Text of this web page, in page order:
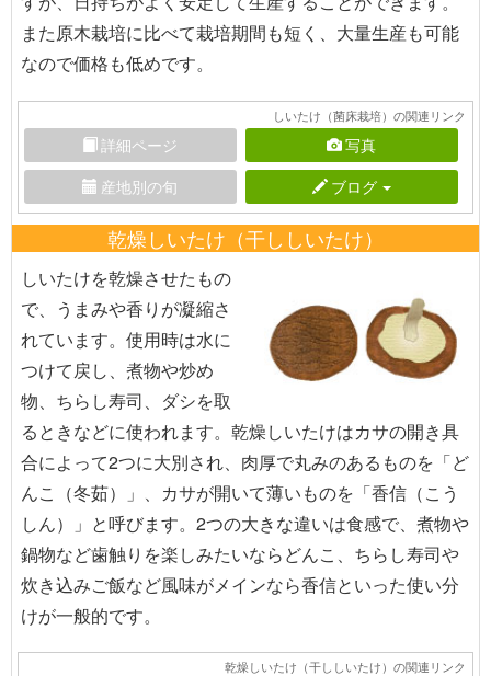
また原木栽培に比べて栽培期間も短く、大量生産も可能
なので価格も低めです。
しいたけ（菌床栽培）の関連リンク
詳細ページ
写真
産地別の旬
ブログ
乾燥しいたけ（干ししいたけ）
しいたけを乾燥させたもの
で、うまみや香りが凝縮さ
れています。使用時は水に
つけて戻し、煮物や炒め
物、ちらし寿司、ダシを取
るときなどに使われます。乾燥しいたけはカサの開き具
合によって2つに大別され、肉厚で丸みのあるものを「ど
んこ（冬茹）」、カサが開いて薄いものを「香信（こう
しん）」と呼びます。2つの大きな違いは食感で、煮物や
鍋物など歯触りを楽しみたいならどんこ、ちらし寿司や
炊き込みご飯など風味がメインなら香信といった使い分
けが一般的です。
乾燥しいたけ（干ししいたけ）の関連リンク